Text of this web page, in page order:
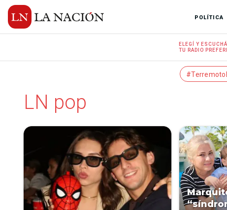
POLÍTICA
ELEGÍ Y ESCUCHÁ
TU RADIO
LN pop